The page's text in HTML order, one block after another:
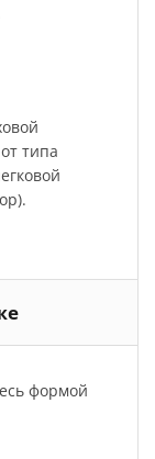
типа
формой